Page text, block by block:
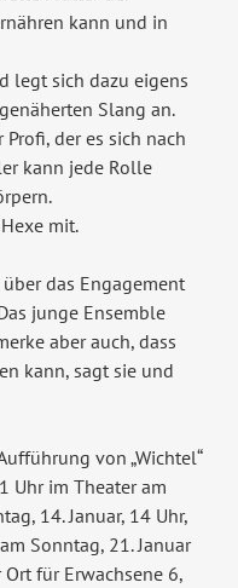
kann und in
legt sich dazu eigens
Slang an.
der es sich nach
kann jede Rolle
mit.
das Engagement
junge Ensemble
aber auch, dass
kann, sagt sie und
von „Wichtel“
Uhr im Theater am
14. Januar, 14 Uhr,
Sonntag, 21. Januar
für Erwachsene 6,